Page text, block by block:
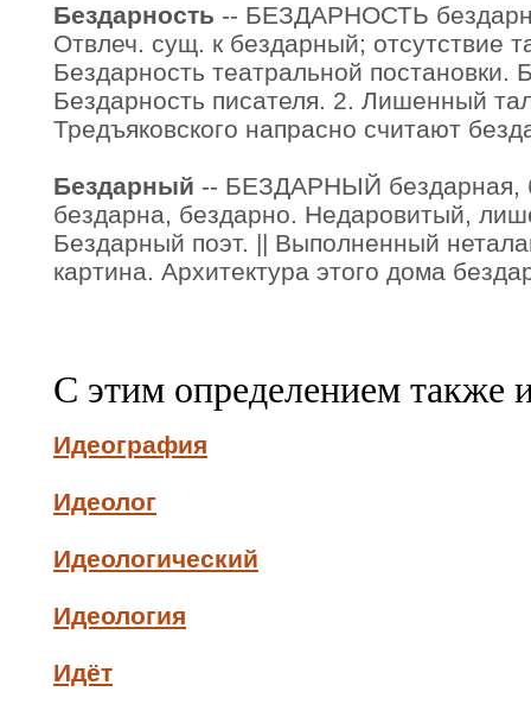
Бездарность -- БЕЗДАРНОСТЬ
Отвлеч. сущ. к бездарный; отсутствие
Бездарность театральной постановки.
Бездарность писателя. 2. Лишенный
Тредъяковского напрасно считают
Бездарный -- БЕЗДАРНЫЙ бездарная,
бездарна, бездарно. Недаровитый,
Бездарный поэт. || Выполненный
картина. Архитектура этого дома
С этим определением также
Идеография
Идеолог
Идеологический
Идеология
Идёт